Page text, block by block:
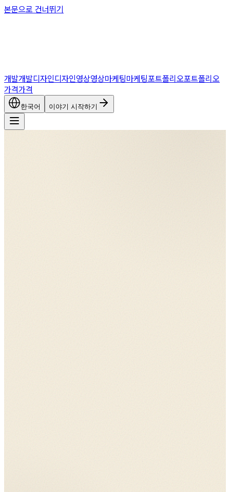
본문으로 건너뛰기
개발개발디자인디자인영상영상마케팅마케팅포트폴리오포트폴리오
가격가격
한국어 이야기 시작하기